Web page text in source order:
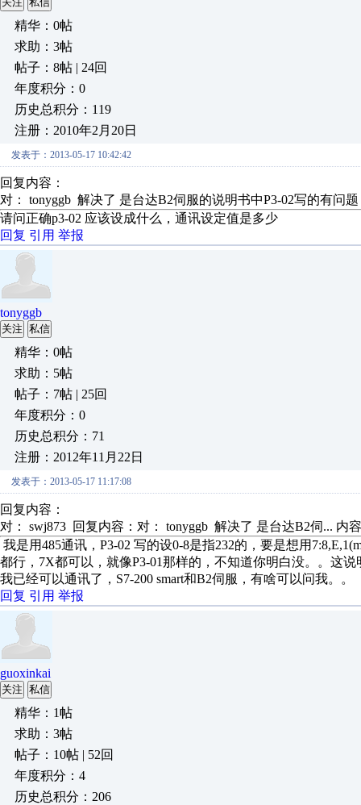
精华：0帖
求助：3帖
帖子：8帖 | 24回
年度积分：0
历史总积分：119
注册：2010年2月20日
发表于：2013-05-17 10:42:42
回复内容：
对： tonyggb 解决了 是台达B2伺服的说明书中P3-02写的有问题
请问正确p3-02 应该设成什么，通讯设定值是多少
回复 引用 举报
tonyggb
关注 私信
精华：0帖
求助：5帖
帖子：7帖 | 25回
年度积分：0
历史总积分：71
注册：2012年11月22日
发表于：2013-05-17 11:17:08
回复内容：
对： swj873 回复内容：对： tonyggb 解决了 是台达B2伺... 内
我是用485通讯，P3-02 写的设0-8是指232的，要是想用
都行，7X都可以，就像P3-01那样的，不知道你明白没。。这
我已经可以通讯了，S7-200 smart和B2伺服，有啥可以问我。。
回复 引用 举报
guoxinkai
关注 私信
精华：1帖
求助：3帖
帖子：10帖 | 52回
年度积分：4
历史总积分：206